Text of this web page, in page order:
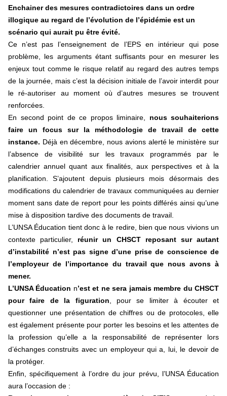
Enchainer des mesures contradictoires dans un ordre
illogique au regard de l’évolution de l’épidémie est un
scénario qui aurait pu être évité.
Ce n’est pas l’enseignement de l’EPS en intérieur qui pose
problème, les arguments étant suffisants pour en mesurer les
enjeux tout comme le risque relatif au regard des autres temps
de la journée, mais c’est la décision initiale de l’avoir interdit pour
le ré-autoriser au moment où d’autres mesures se trouvent
renforcées.
En second point de ce propos liminaire, nous souhaiterions
faire un focus sur la méthodologie de travail de cette
instance. Déjà en décembre, nous avions alerté le ministère sur
l’absence de visibilité sur les travaux programmés par le
calendrier annuel quant aux finalités, aux perspectives et à la
planification. S’ajoutent depuis plusieurs mois désormais des
modifications du calendrier de travaux communiquées au dernier
moment sans date de report pour les points différés ainsi qu’une
mise à disposition tardive des documents de travail.
L’UNSA Éducation tient donc à le redire, bien que nous vivions un
contexte particulier, réunir un CHSCT reposant sur autant
d’instabilité n’est pas signe d’une prise de conscience de
l’employeur de l’importance du travail que nous avons à
mener.
L’UNSA Éducation n’est et ne sera jamais membre du CHSCT
pour faire de la figuration , pour se limiter à écouter et
questionner une présentation de chiffres ou de protocoles, elle
est également présente pour porter les besoins et les attentes de
la profession qu’elle a la responsabilité de représenter lors
d’échanges construits avec un employeur qui a, lui, le devoir de
la protéger.
Enfin, spécifiquement à l’ordre du jour prévu, l’UNSA Éducation
aura l’occasion de :